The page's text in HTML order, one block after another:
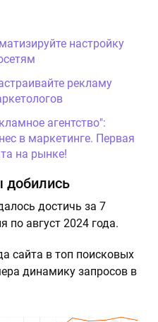
настройку
рекламу
агентство":
в маркетинге. Первая
на рынке!
добились
достичь за 7
по август 2024 года.
сайта в топ поисковых
динамику запросов в